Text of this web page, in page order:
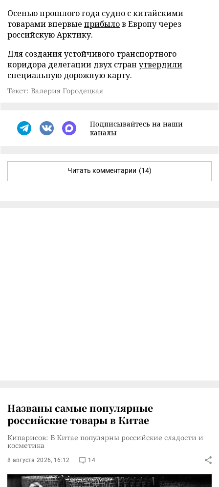
Осенью прошлого года судно с китайскими
товарами впервые прибылов Европу через
российскую Арктику.
Для создания устойчивого транспортного
коридора делегации двух стран утвердили
специальную дорожную карту.
Текст: Валерия Городецкая
Подписывайтесь на наши
каналы
Читать комментарии (14)
Названы самые популярные
российские товары в Китае
Кипарисов: В Китае популярны российские сладости и
косметика
8 августа 2026, 16:12 14